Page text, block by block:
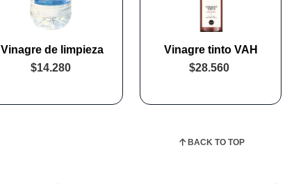
Vinagre de limpieza
$14.280
Vinagre tinto VAH
$28.560
BACK TO TOP